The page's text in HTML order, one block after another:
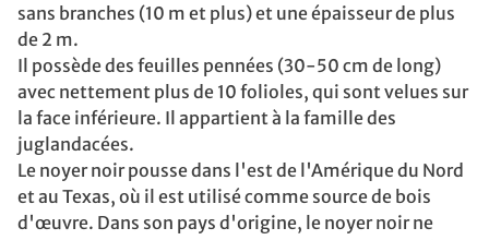
sans branches (10 m et plus) et une épaisseur de plus
de 2 m.
Il possède des feuilles pennées (30-50 cm de long)
avec nettement plus de 10 folioles, qui sont velues sur
la face inférieure. Il appartient à la famille des
juglandacées.
Le noyer noir pousse dans l'est de l'Amérique du Nord
et au Texas, où il est utilisé comme source de bois
d'œuvre. Dans son pays d'origine, le noyer noir ne